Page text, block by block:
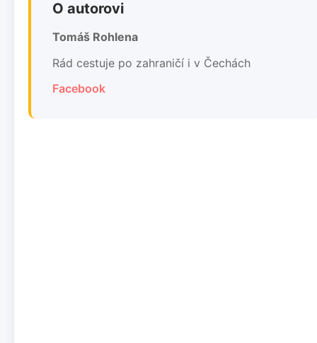
O autorovi
Tomáš Rohlena
Rád cestuje po zahraničí i v Čechách
Facebook